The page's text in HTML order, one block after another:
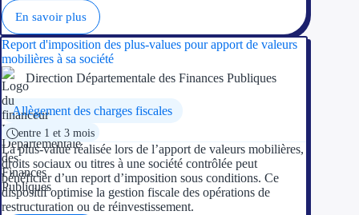
Aides Région
Couvertures
Aides Européennes
Nos tarifs
En savoir plus
Report d'imposition des plus-values pour apport de valeurs
mobilières à sa société
Direction Départementale des Finances Publiques
Allègement des charges fiscales
entre 1 et 3 mois
La plus-value réalisée lors de l’apport de valeurs mobilières,
droits sociaux ou titres à une société contrôlée peut
bénéficier d’un report d’imposition sous conditions. Ce
dispositif optimise la gestion fiscale des opérations de
restructuration ou de réinvestissement.